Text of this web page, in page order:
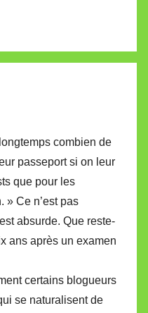
combien de
passeport si on leur
que pour les
» Ce n’est pas
absurde. Que reste-
ans après un examen
certains blogueurs
se naturalisent de